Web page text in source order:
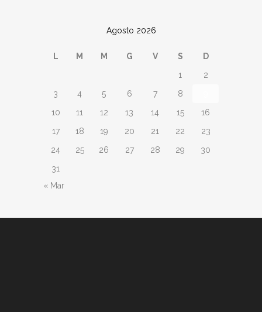
Agosto 2026
L M M G V S
D
1
2
3
4 5 6 7 8
10
11 12 13 14 15
16
17
18 19 20 21 22
23
24
25 26 27 28 29
30
31
« Mar